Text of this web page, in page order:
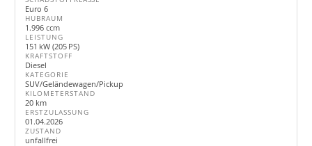
Euro 6
HUBRAUM
1.996 ccm
LEISTUNG
151 kW (205 PS)
KRAFTSTOFF
Diesel
KATEGORIE
SUV/Geländewagen/Pickup
KILOMETERSTAND
20 km
ERSTZULASSUNG
01.04.2026
ZUSTAND
unfallfrei